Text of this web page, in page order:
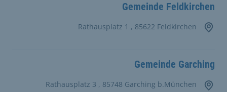
Gemeinde Feldkirchen
Gemeinde Garching